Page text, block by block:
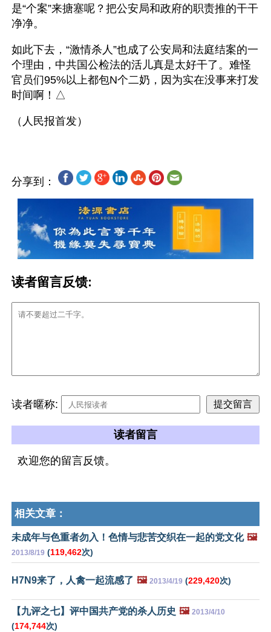
是“个案”来搪塞呢？把公安局和政府的职责推的干干
净净。
如此下去，“激情杀人”也成了公安局和法庭结案的一
个理由，中共国公检法的活儿真是太好干了。难怪
官员们95%以上都包N个二奶，因为实在没事来打发
时间啊！△
分享到：
读者留言反馈:
读者暱称:
读者留言
欢迎您的留言反馈。
相关文章：
未成年与色重者勿入！色情与悲苦交织在一起的党文化 🖼️
2013/8/19 (119,462次)
H7N9来了，人禽一起流感了 🖼️ 2013/4/19 (229,420次)
【九评之七】评中国共产党的杀人历史 🖼️ 2013/4/10
(174,744次)